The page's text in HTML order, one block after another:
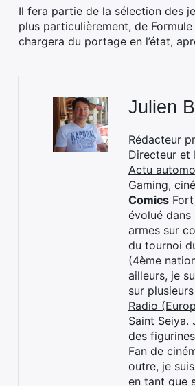
Il fera partie de la sélection des
plus particulièrement, de
chargera du portage en l’état,
Julien
Rédacteur
Directeur et
Actu
Gaming,
Comics
évolué
armes sur
du tournoi
(4ème
ailleurs, je
sur
Radio
Saint Seiya.
des
Fan de
outre, je
en tant que